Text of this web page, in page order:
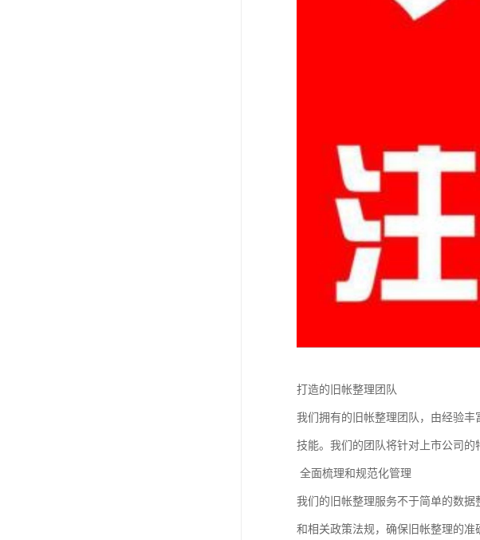
打造的旧帐整理团队
我们拥有的旧帐整理团队，由经验
技能。我们的团队将针对上市公司
全面梳理和规范化管理
我们的旧帐整理服务不于简单的数
和相关政策法规，确保旧帐整理的